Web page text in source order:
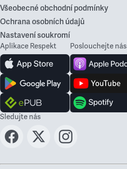
Všeobecné obchodní podmínky
Ochrana osobních údajů
Nastavení soukromí
Aplikace Respekt Poslouchejte nás
Sledujte nás